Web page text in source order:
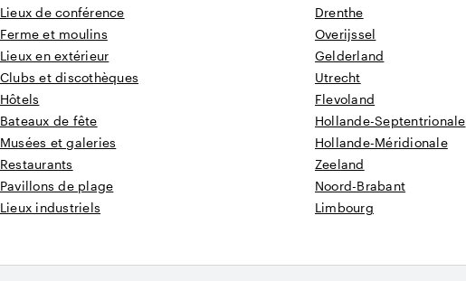
Lieux de conférence
Ferme et moulins
Lieux en extérieur
Clubs et discothèques
Hôtels
Bateaux de fête
Musées et galeries
Restaurants
Pavillons de plage
Lieux industriels
Drenthe
Overijssel
Gelderland
Utrecht
Flevoland
Hollande-Septentrionale
Hollande-Méridionale
Zeeland
Noord-Brabant
Limbourg